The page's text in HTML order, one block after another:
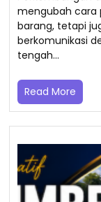
mengubah cara
barang, tetapi
berkomunikasi
tengah…
Read More